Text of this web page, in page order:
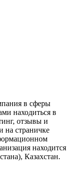
в сферы
находиться в
отзывы и
на страничке
находится
Казахстан.